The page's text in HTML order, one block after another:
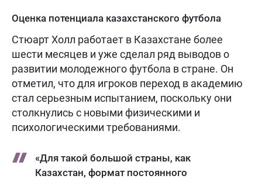
Оценка потенциала казахстанского футбола
Стюарт Холл работает в Казахстане более
шести месяцев и уже сделал ряд выводов о
развитии молодежного футбола в стране. Он
отметил, что для игроков переход в академию
стал серьезным испытанием, поскольку они
столкнулись с новыми физическими и
психологическими требованиями.
«Для такой большой страны, как
Казахстан, формат постоянного